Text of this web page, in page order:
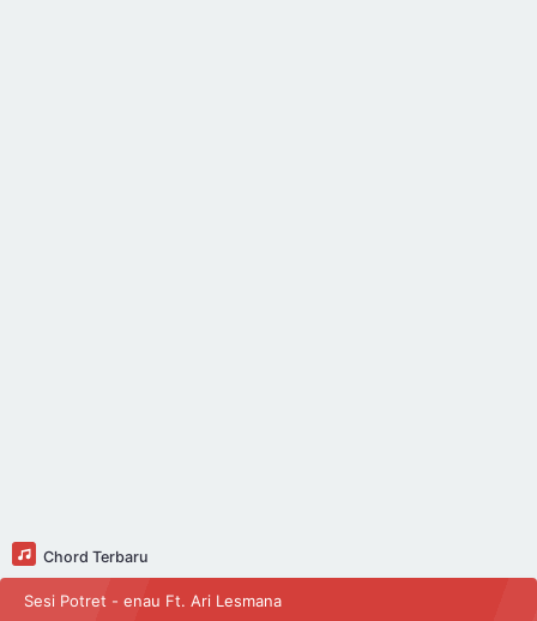
Chord Terbaru
Sesi Potret - enau Ft. Ari Lesmana